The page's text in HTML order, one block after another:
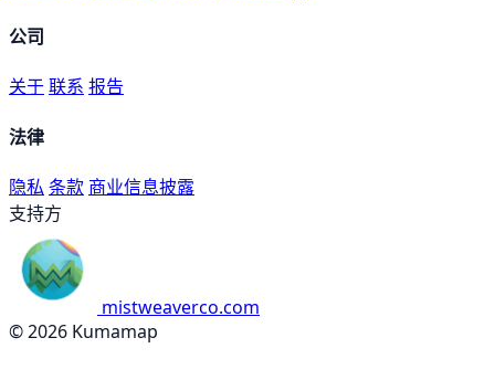
公司
关于联系 报告
法律
隐私 条款 商业信息披露
支持方
mistweaverco.com
© 2026 Kumamap